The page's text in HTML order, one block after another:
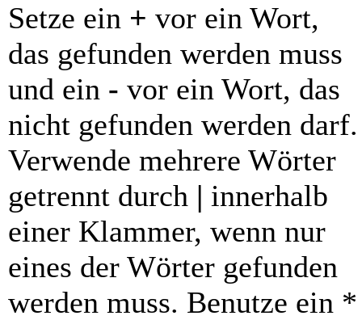
Setze ein + vor ein Wort,
das gefunden werden muss
und ein - vor ein Wort, das
nicht gefunden werden darf.
Verwende mehrere Wörter
getrennt durch | innerhalb
einer Klammer, wenn nur
eines der Wörter gefunden
werden muss. Benutze ein *